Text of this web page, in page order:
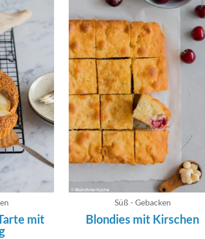
mit
Süß - Gebacken
Blondies mit Kirschen